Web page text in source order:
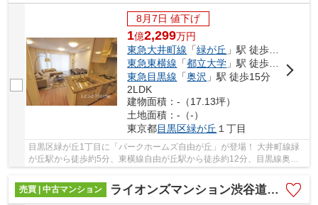
8月7日 値下げ
1億2,299万円
東急大井町線 「緑が丘 」駅 徒歩5分
東急東横線 「都立大学 」駅 徒歩12分
東急目黒線 「奥沢 」駅 徒歩15分
2LDK
建物面積：-（17.13坪）
土地面積：-（-）
東京都目黒区緑が丘 １丁目
目黒区緑が丘1丁目に「パークホームズ自由が丘」が登場！ 大井町線緑
が丘駅から徒歩約5分、東横線自由が丘駅から徒歩約12分、目黒線奥沢
売買 | 中古マンション
ライオンズマンション渋谷道玄坂